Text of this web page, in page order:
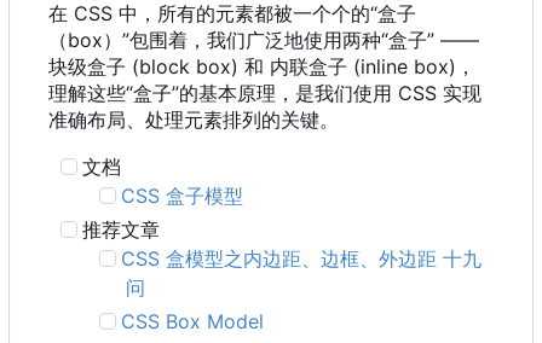
在 CSS 中 ， 所有的元素都被一个个的“盒子
（box） ”包围着 ， 我们广泛地使用两种“盒子” ——
块级盒子 (block box) 和 内联盒子 (inline box)，
理解这些“盒子”的基本原理，是我们使用 CSS 实现
准确布局、处理元素排列的关键。
文档
CSS 盒子模型
推荐文章
CSS 盒模型之内边距、边框、外边距 十九
问
CSS Box Model